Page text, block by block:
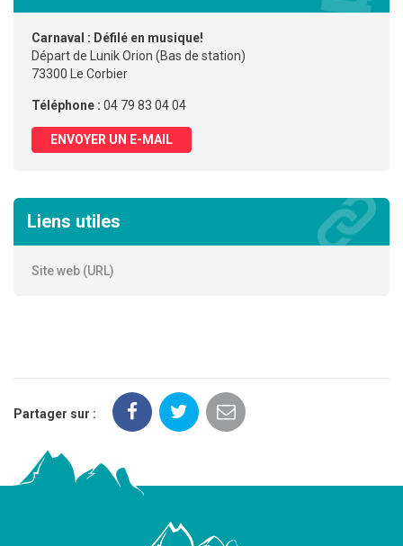
Carnaval : Défilé en musique!
Départ de Lunik Orion (Bas de station)
73300 Le Corbier
Téléphone : 04 79 83 04 04
ENVOYER UN E-MAIL
Liens utiles
Site web (URL)
Partager sur :